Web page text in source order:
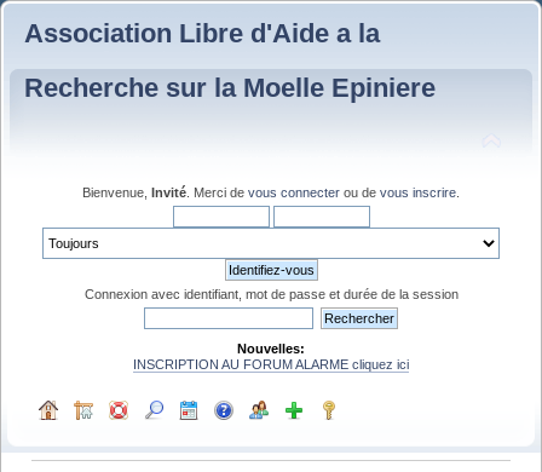
Association Libre d'Aide a la
Recherche sur la Moelle Epiniere
Bienvenue, Invité . Merci de vous connecter ou de vous inscrire
Connexion avec identifiant, mot de passe et durée de la session
Nouvelles:
INSCRIPTION AU FORUM ALARME cliquez ici